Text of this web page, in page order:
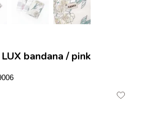
LUX bandana / pink